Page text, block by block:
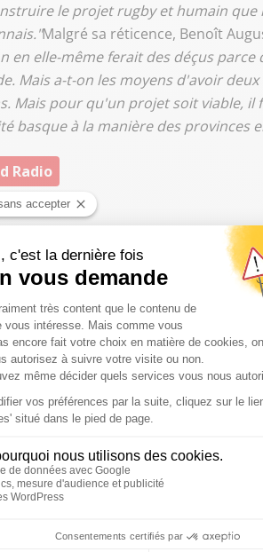
le projet rugby et humain que
Malgré sa réticence, Benoît
en elle-même ferait des déçus parce
Mais a-t-on les moyens d'avoir deux
Mais pour qu'un projet soit viable, il
basque à la manière des provinces
Radio